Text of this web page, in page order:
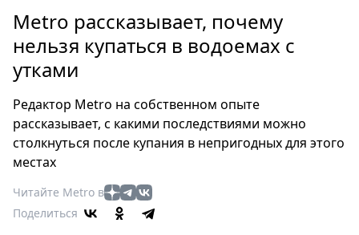
Россия
Мир
Здоровье
Туризм
Мода
Кино
Афиша
Книги
Metro рассказывает, почему
нельзя купаться в водоемах с
утками
Редактор Metro на собственном опыте
рассказывает, с какими последствиями можно
столкнуться после купания в непригодных для этого
местах
Читайте Metro в
Поделиться